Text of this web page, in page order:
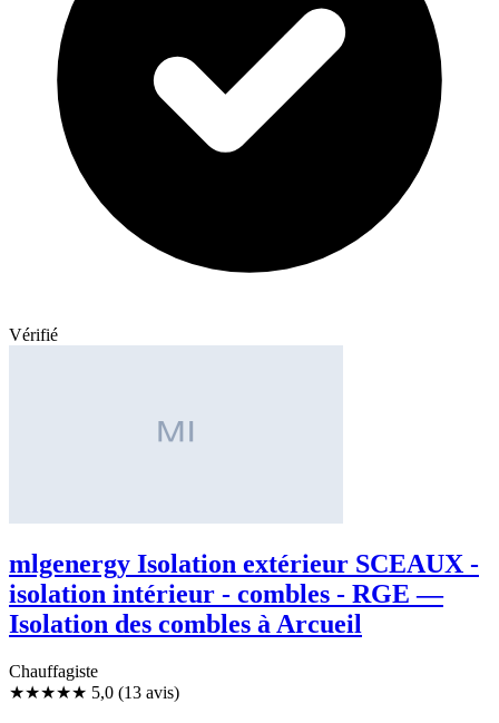
Vérifié
mlgenergy Isolation extérieur SCEAUX -
isolation intérieur - combles - RGE —
Isolation des combles à Arcueil
Chauffagiste
★★★★★ 5,0 (13 avis)